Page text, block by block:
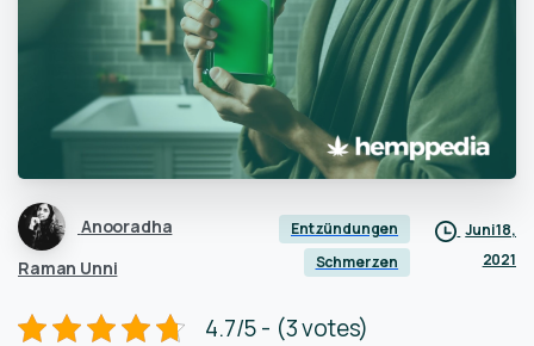
Anooradha
Raman Unni
Entzündungen
Schmerzen
Juni 18,
2021
4.7/5 - (3 votes)